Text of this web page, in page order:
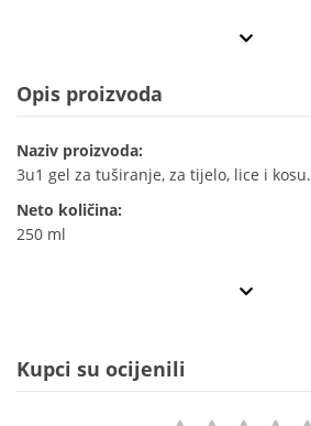
Opis proizvoda
Naziv proizvoda:
3u1 gel za tuširanje, za tijelo, lice i kosu.
Neto količina:
250 ml
Kupci su ocijenili